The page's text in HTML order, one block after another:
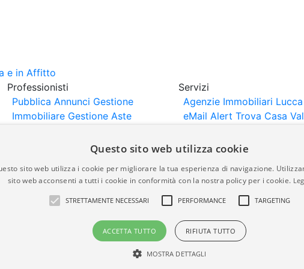
Professionisti
Pubblica Annunci Gestione
Immobiliare Gestione Aste
Importazione
Servizi
Agenzie Immobiliari Lucca
eMail Alert Trova Casa
italia.it vengono pubblicati da agenzie immobiliari e
veridicità, della correttezza, della completezza, della
Questo sito web utilizza cookie
sito web utilizza i cookie per migliorare la tua esperienza di navigazione.
sito web acconsenti a tutti i cookie in conformità con la nostra policy per i cookie.
STRETTAMENTE NECESSARI PERFORMANCE TARGETING
ACCETTA TUTTO RIFIUTA TUTTO
MOSTRA DETTAGLI